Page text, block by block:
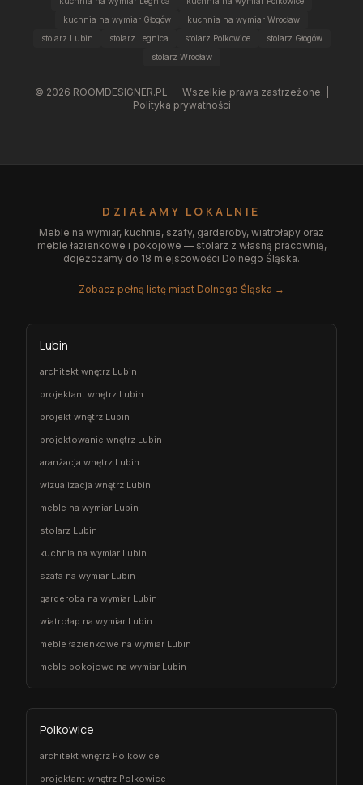
kuchnia na wymiar Głogów
kuchnia na wymiar Wrocław
stolarz Lubin
stolarz Legnica stolarz Polkowice
stolarz Głogów
stolarz Wrocław
© 2026 ROOMDESIGNER.PL — Wszelkie prawa zastrzeżone. |
Polityka prywatności
DZIAŁAMY LOKALNIE
Meble na wymiar, kuchnie, szafy, garderoby, wiatrołapy oraz
meble łazienkowe i pokojowe — stolarz z własną pracownią,
dojeżdżamy do 18 miejscowości Dolnego Śląska.
Zobacz pełną listę miast Dolnego Śląska →
Lubin
architekt wnętrz Lubin
projektant wnętrz Lubin
projekt wnętrz Lubin
projektowanie wnętrz Lubin
aranżacja wnętrz Lubin
wizualizacja wnętrz Lubin
meble na wymiar Lubin
stolarz Lubin
kuchnia na wymiar Lubin
szafa na wymiar Lubin
garderoba na wymiar Lubin
wiatrołap na wymiar Lubin
meble łazienkowe na wymiar Lubin
meble pokojowe na wymiar Lubin
Polkowice
architekt wnętrz Polkowice
projektant wnętrz Polkowice